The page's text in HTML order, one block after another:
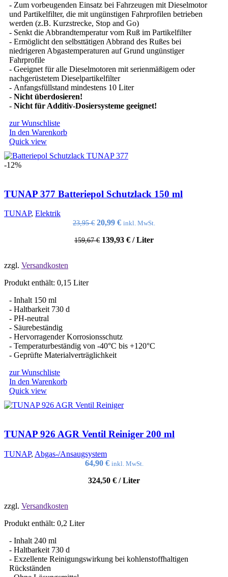
- Zum vorbeugenden Einsatz bei Fahrzeugen mit Dieselmotor
und Partikelfilter, die mit ungünstigen Fahrprofilen betrieben
werden (z.B. Kurzstrecke, Stop and Go)
- Senkt die Abbrandtemperatur vom Ruß im Partikelfilter
- Ermöglicht den selbsttätigen Abbrand des Rußes bei
niedrigeren Abgastemperaturen auf Grund ungünstiger
Fahrprofile
- Geeignet für alle Dieselmotoren mit serienmäßigem oder
nachgerüstetem Dieselpartikelfilter
- Anfangsfüllstand mindestens 10 Liter
- Nicht überdosieren!
- Nicht für Additiv-Dosiersysteme geeignet!
zur Wunschliste
In den Warenkorb
Quick view
-12%
TUNAP 377 Batteriepol Schutzlack 150 ml
TUNAP, Elektrik
23,95€ Ursprünglicher
war:
20,99 €Aktueller
ist:
inkl. MwSt.
159,67€ 139,93 € /Liter
zzgl. Versandkosten
Produkt enthält: 0,15 Liter
- Inhalt 150 ml
- Haltbarkeit 730 d
- ​PH-neutral
- Säurebeständig
- Hervorragender Korrosionsschutz
- Temperaturbeständig von -40°C bis +120°C
- Geprüfte Materialverträglichkeit
zur Wunschliste
In den Warenkorb
Quick view
TUNAP 926 AGR Ventil Reiniger 200 ml
TUNAP, Abgas-/Ansaugsystem
64,90 € inkl. MwSt.
324,50 € /Liter
zzgl. Versandkosten
Produkt enthält: 0,2 Liter
- Inhalt 240 ml
- Haltbarkeit 730 d
- Exzellente Reinigungswirkung bei kohlenstoffhaltigen
Rückständen